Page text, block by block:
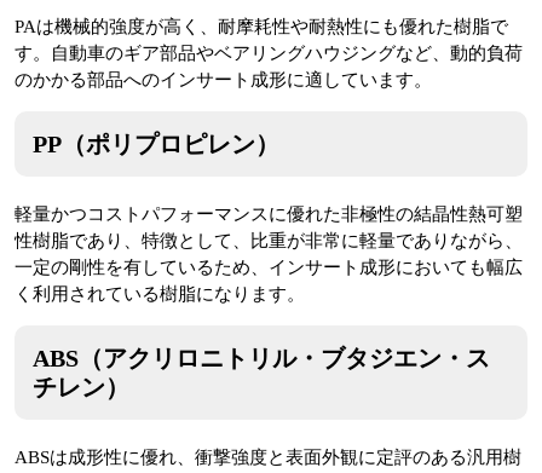
PAは機械的強度が高く、耐摩耗性や耐熱性にも優れた樹脂で
す。自動車のギア部品やベアリングハウジングなど、動的負荷
のかかる部品へのインサート成形に適しています。
PP（ポリプロピレン）
軽量かつコストパフォーマンスに優れた非極性の結晶性熱可塑
性樹脂であり、特徴として、比重が非常に軽量でありながら、
一定の剛性を有しているため、インサート成形においても幅広
く利用されている樹脂になります。
ABS（アクリロニトリル・ブタジエン・ス
チレン）
ABSは成形性に優れ、衝撃強度と表面外観に定評のある汎用樹